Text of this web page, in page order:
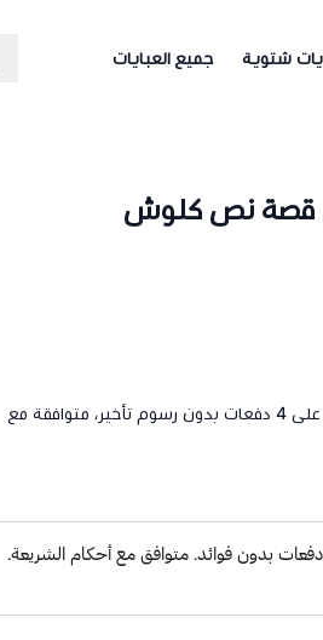
شتوية جميع العبايات
قصة نص كلوش
على 4 دفعات بدون رسوم تأخير، متوافقة مع